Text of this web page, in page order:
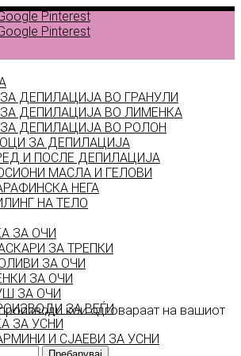
Pinterest
Pinterest
ДЕПИЛАЦИЈА ВО ГРАНУЛИ
ДЕПИЛАЦИЈА ВО ЛИМЕНКА
ДЕПИЛАЦИЈА ВО РОЛОН
ЗА ДЕПИЛАЦИЈА
И ПОСЛЕ ДЕПИЛАЦИЈА
МАСЛА И ГЕЛОВИ
НЕГА
НА ТЕЛО
ЗА ОЧИ
ЗА ТРЕПКИ
ЗА ОЧИ
ЗА ОЧИ
ЗА ОЧИ
ЗА ВЕЃИ
ЗА УСНИ
И СЈАЕВИ ЗА УСНИ
кои одговараат на вашиот